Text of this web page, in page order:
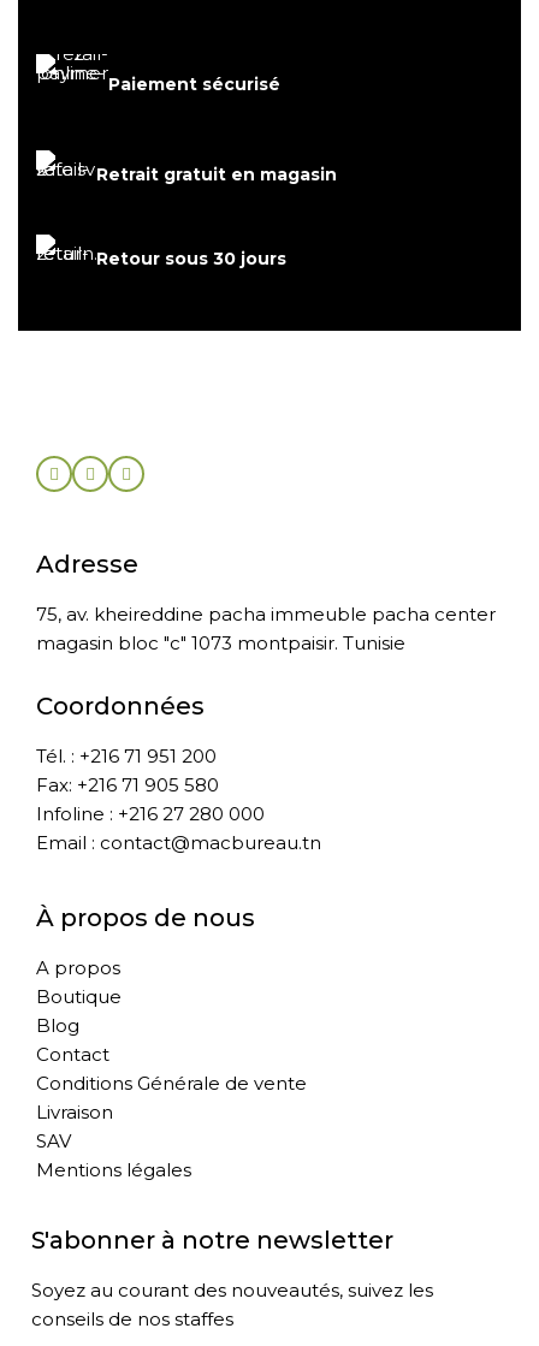
Paiement sécurisé
Retrait gratuit en magasin
Retour sous 30 jours
Adresse
75, av. kheireddine pacha immeuble pacha center
magasin bloc "c" 1073 montpaisir. Tunisie
Coordonnées
Tél. : +216 71 951 200
Fax: +216 71 905 580
Infoline : +216 27 280 000
Email : contact@macbureau.tn
À propos de nous
A propos
Boutique
Blog
Contact
Conditions Générale de vente
Livraison
SAV
Mentions légales
S'abonner à notre newsletter
Soyez au courant des nouveautés, suivez les
conseils de nos staffes